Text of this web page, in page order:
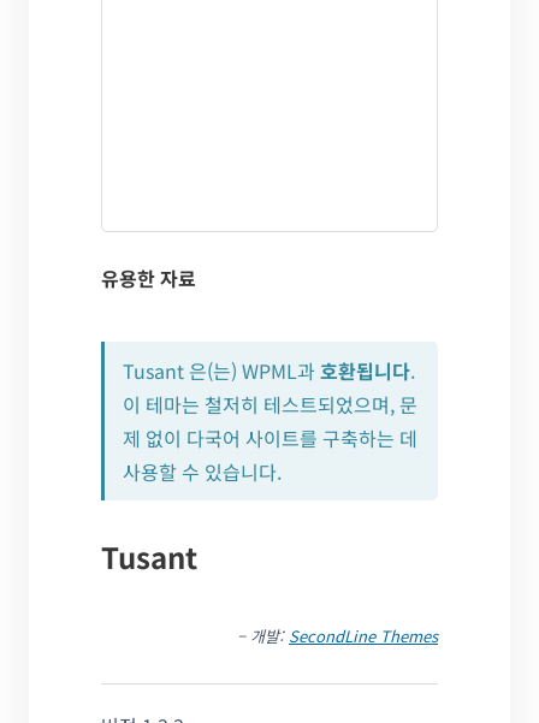
유용한 자료
Tusant 은(는) WPML과호환됩니다.
이 테마는 철저히 테스트되었으며, 문
제 없이 다국어 사이트를 구축하는 데
사용할 수 있습니다.
Tusant
– 개발: SecondLine Themes